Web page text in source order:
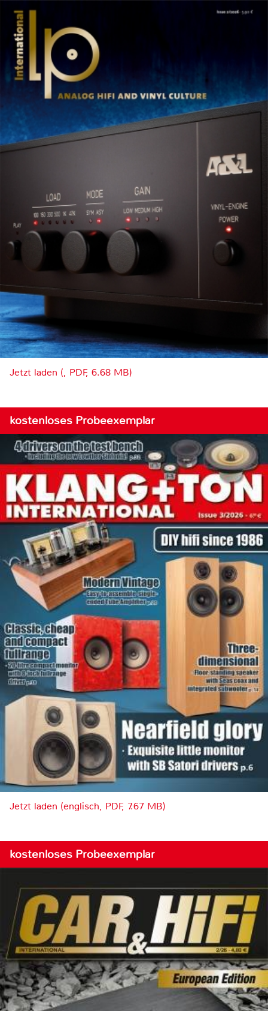
Jetzt laden (, PDF, 6.68 MB)
kostenloses Probeexemplar
Jetzt laden (englisch, PDF, 7.67 MB)
kostenloses Probeexemplar